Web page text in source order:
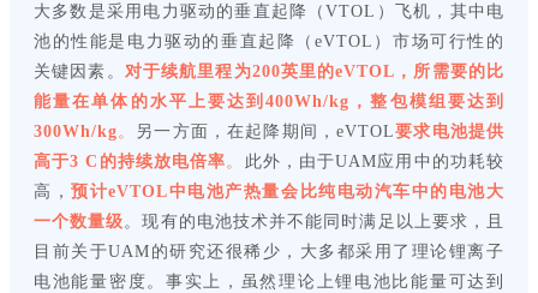
大多数是采用电力驱动的垂直起降（VTOL）飞机，其中电
池的性能是电力驱动的垂直起降（eVTOL）市场可行性的
关键因素。 对于续航里程为200英里的eVTOL，所需要的比
能量在单体的水平上要达到400Wh/kg，整包模组要达到
300Wh/kg 。 另一方面，在起降期间，eVTOL要求电池提供
高于3 C的持续放电倍率 。 此外，由于UAM应用中的功耗较
高，预计eVTOL中电池产热量会比纯电动汽车中的电池大
一个数量级 。现有的电池技术并不能同时满足以上要求，且
目前关于UAM的研究还很稀少，大多都采用了理论锂离子
电池能量密度。事实上，虽然理论上锂电池比能量可达到